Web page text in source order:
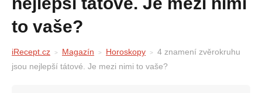
to vaše?
iRecept.cz Magazín Horoskopy
4 znamení zvěrokruhu
jsou nejlepší tátové. Je mezi nimi to vaše?